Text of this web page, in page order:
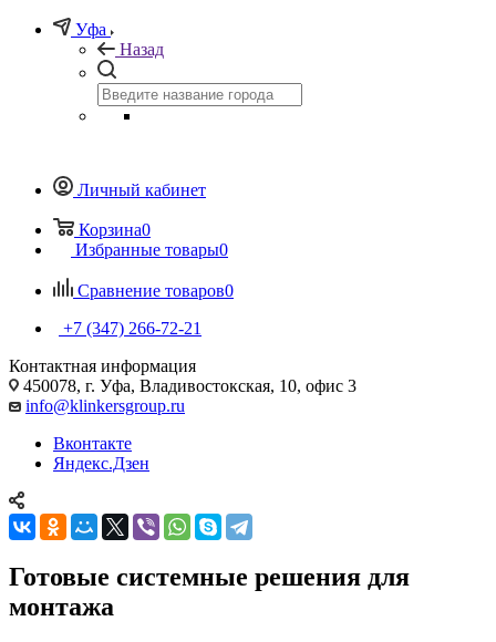
Уфа
Назад
Личный кабинет
Корзина0
Избранные товары0
Сравнение товаров0
+7 (347) 266-72-21
Контактная информация
450078, г. Уфа, Владивостокская, 10, офис 3
info@klinkersgroup.ru
Вконтакте
Яндекс.Дзен
Готовые системные решения для
монтажа